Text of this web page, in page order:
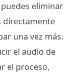
eliminar
directamente
una vez más.
el audio de
el proceso,